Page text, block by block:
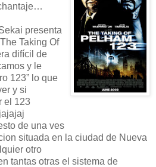
presenta
Taking Of
difícil de
y le
123” lo que
y si
el 123
de una ves
situada en la ciudad de Nueva
otro
tantas otras el sistema de